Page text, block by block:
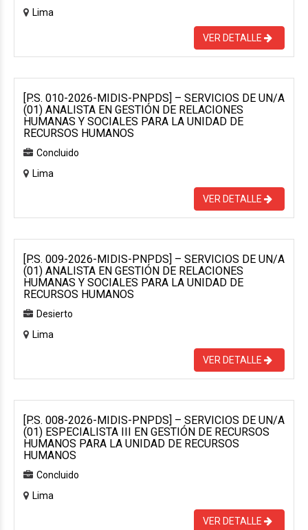
Lima
VER DETALLE
[P.S. 010-2026-MIDIS-PNPDS] – SERVICIOS DE UN/A
(01) ANALISTA EN GESTIÓN DE RELACIONES
HUMANAS Y SOCIALES PARA LA UNIDAD DE
RECURSOS HUMANOS
Concluido
Lima
VER DETALLE
[P.S. 009-2026-MIDIS-PNPDS] – SERVICIOS DE UN/A
(01) ANALISTA EN GESTIÓN DE RELACIONES
HUMANAS Y SOCIALES PARA LA UNIDAD DE
RECURSOS HUMANOS
Desierto
Lima
VER DETALLE
[P.S. 008-2026-MIDIS-PNPDS] – SERVICIOS DE UN/A
(01) ESPECIALISTA III EN GESTIÓN DE RECURSOS
HUMANOS PARA LA UNIDAD DE RECURSOS
HUMANOS
Concluido
Lima
VER DETALLE